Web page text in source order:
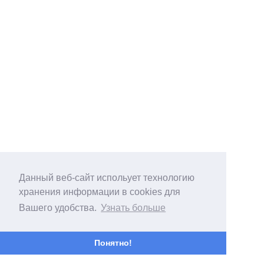
Данный веб-сайт испольует технологию
хранения информации в cookies для
Вашего удобства. Узнать больше
Понятно!